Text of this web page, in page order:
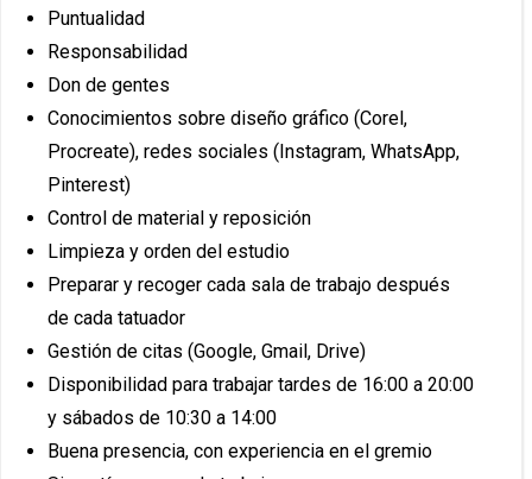
Puntualidad
Responsabilidad
Don de gentes
Conocimientos sobre diseño gráfico (Corel,
Procreate), redes sociales (Instagram, WhatsApp,
Pinterest)
Control de material y reposición
Limpieza y orden del estudio
Preparar y recoger cada sala de trabajo después
de cada tatuador
Gestión de citas (Google, Gmail, Drive)
Disponibilidad para trabajar tardes de 16:00 a 20:00
y sábados de 10:30 a 14:00
Buena presencia, con experiencia en el gremio